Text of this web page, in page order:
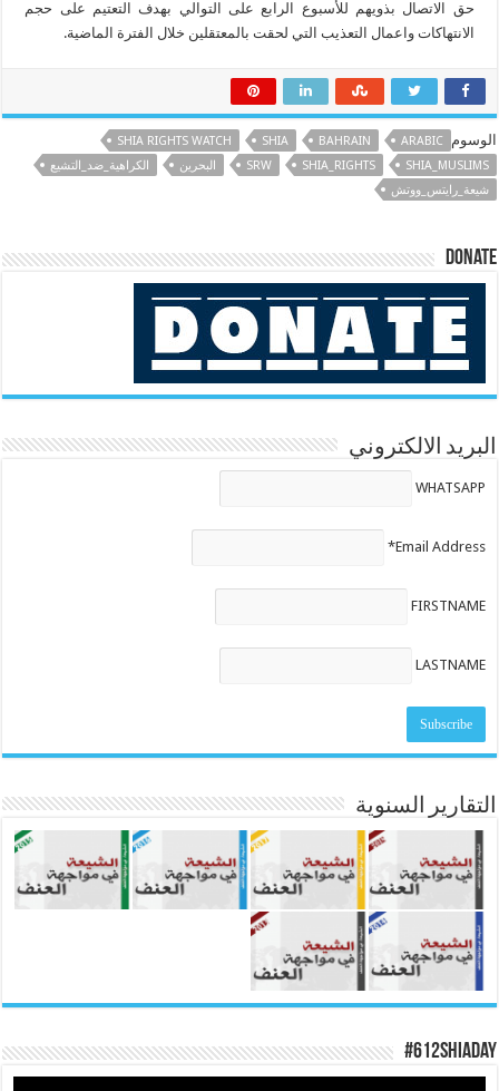
حق الاتصال بذويهم للأسبوع الرابع على التوالي بهدف التعتيم على حجم
الانتهاكات واعمال التعذيب التي لحقت بالمعتقلين خلال الفترة الماضية.
الوسوم ARABIC
BAHRAIN
SHIA
SHIA RIGHTS WATCH
SHIA_MUSLIMS
SHIA_RIGHTS
SRW البحرين
الكراهية_ضد_التشيع
شيعة_رايتس_ووتش
Donate
البريد الالكتروني
WHATSAPP
Email Address*
FIRSTNAME
LASTNAME
التقارير السنوية
#612ShiaDay